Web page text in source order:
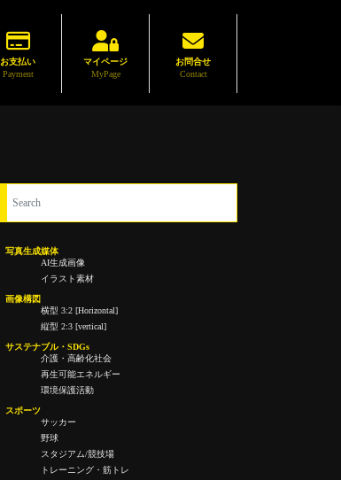
お支払い
Payment
マイページ
MyPage
お問合せ
Contact
写真生成媒体
AI生成画像
イラスト素材
画像構図
横型 3:2 [Horizontal]
縦型 2:3 [vertical]
サステナブル・SDGs
介護・高齢化社会
再生可能エネルギー
環境保護活動
スポーツ
サッカー
野球
スタジアム/競技場
トレーニング・筋トレ